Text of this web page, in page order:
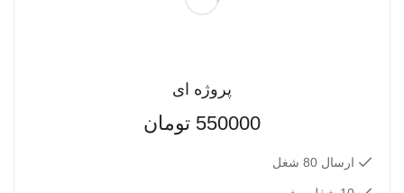
پروژه ای
550000 تومان
ارسال 80 شغل